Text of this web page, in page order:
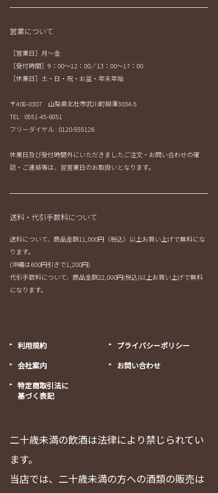
営業について
［営業日］月～金
［受付時間］9：00～12：00／13：00～17：00
［休業日］土・日・祝・お盆・年末年始
〒408-0307 山梨県北杜市武川町柳澤3034-5
TEL : 0551-45-6851
フリーダイヤル : 0120-555126
休業日及び受付時間外にいただきましたご注文・お問い合わせの確
認・ご連絡等は、翌営業日のお取扱いとなります。
送料・代引手数料について
送料について、商品金額11,000円（税込）以上お買い上げで無料にな
ります。
(沖縄は600円引きで1,200円)
代引手数料について、商品金額22,000円(税込)以上お買い上げで無料
になります。
利用規約
プライバシーポリシー
会社案内
お問い合わせ
特定商取引法に
基づく表記
二十歳未満の飲酒は法律により禁じられてい
ます。
当店では、二十歳未満の方への酒類の販売は